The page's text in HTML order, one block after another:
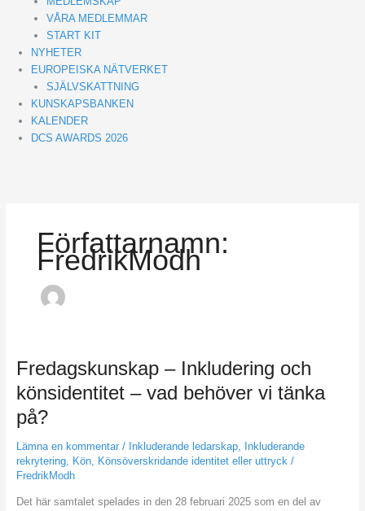
VÅRA MEDLEMMAR
START KIT
NYHETER
EUROPEISKA NÄTVERKET
SJÄLVSKATTNING
KUNSKAPSBANKEN
KALENDER
DCS AWARDS 2026
Författarnamn:
FredrikModh
Fredagskunskap – Inkludering och
könsidentitet – vad behöver vi tänka
på?
Lämna en kommentar / Inkluderande ledarskap, Inkluderande
rekrytering, Kön, Könsöverskridande identitet eller uttryck /
FredrikModh
Det här samtalet spelades in den 28 februari 2025 som en del av
Fredagskunskap –
Inkludering
och
könsidentitet –
behöver
vi
på?